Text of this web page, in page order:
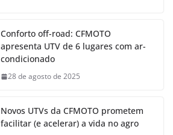
Conforto off-road: CFMOTO
apresenta UTV de 6 lugares com ar-
condicionado
28 de agosto de 2025
Novos UTVs da CFMOTO prometem
facilitar (e acelerar) a vida no agro